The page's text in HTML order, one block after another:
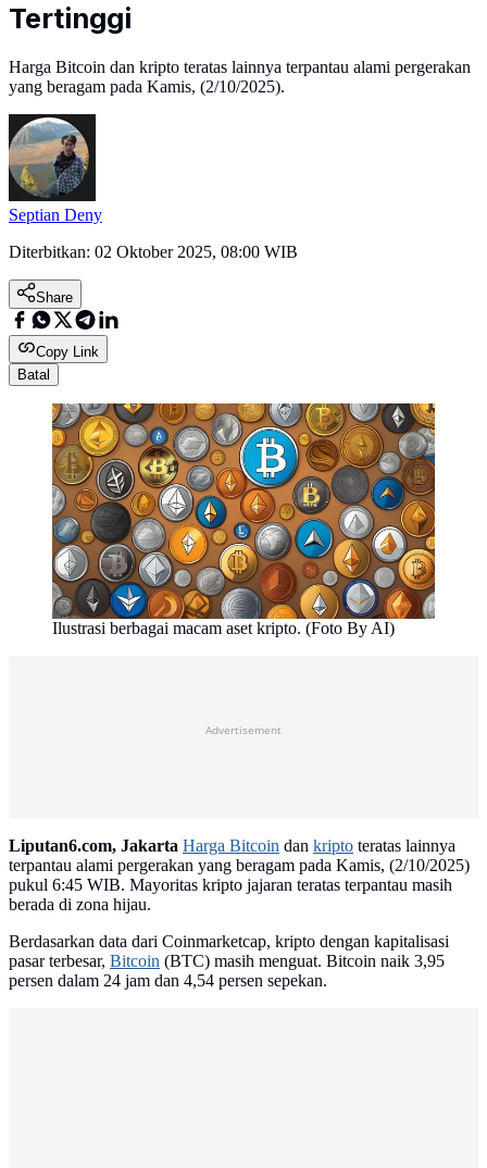
Tertinggi
Harga Bitcoin dan kripto teratas lainnya terpantau alami pergerakan
yang beragam pada Kamis, (2/10/2025).
Septian Deny
Diterbitkan: 02 Oktober 2025, 08:00 WIB
Share
Copy Link
Batal
Ilustrasi berbagai macam aset kripto. (Foto By AI)
Advertisement
Liputan6.com, Jakarta Harga Bitcoin dan kripto teratas lainnya
terpantau alami pergerakan yang beragam pada Kamis, (2/10/2025)
pukul 6:45 WIB. Mayoritas kripto jajaran teratas terpantau masih
berada di zona hijau.
Berdasarkan data dari Coinmarketcap, kripto dengan kapitalisasi
pasar terbesar, Bitcoin (BTC) masih menguat. Bitcoin naik 3,95
persen dalam 24 jam dan 4,54 persen sepekan.